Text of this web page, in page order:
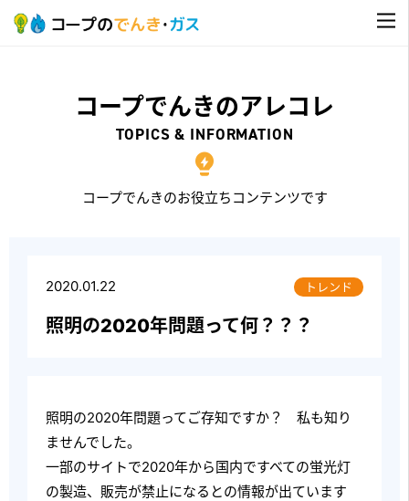
コープでんきのアレコレ
TOPICS & INFORMATION
コープでんきのお役立ちコンテンツです
2020.01.22 トレンド
照明の2020年問題って何？？？
照明の2020年問題ってご存知ですか？ 私も知り
ませんでした。
一部のサイトで2020年から国内ですべての蛍光灯
の製造、販売が禁止になるとの情報が出ています